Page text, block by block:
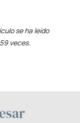
se ha leído
veces.